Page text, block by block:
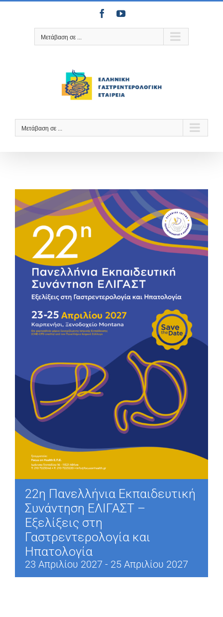
Μετάβαση
FacebookYouTube
Μετάβαση σε ...
Μετάβαση σε ...
22η Πανελλήνια Εκπαιδευτική
Συνάντηση ΕΛΙΓΑΣΤ –
Εξελίξεις στη
Γαστρεντερολογία και
Ηπατολογία
23 Απριλίου 2027 - 25 Απριλίου 2027